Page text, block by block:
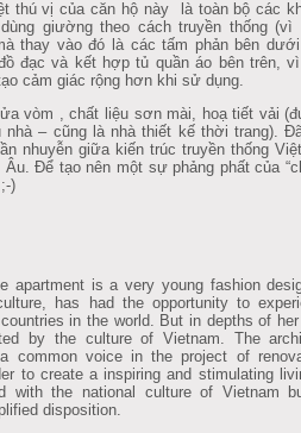
thú vị của căn hộ này là toàn bộ các
giường theo cách truyền thống (vì
thay vào đó là các tấm phản bên
đạc và kết hợp tủ quần áo bên trên,
cảm giác rộng hơn khi sử dụng.
vòm , chất liệu sơn mài, hoạ tiết vải
– cũng là nhà thiết kế thời trang).
nhuyễn giữa kiến trúc truyền thống
Âu. Để tạo nên một sự phảng phất của
)
apartment is a very young fashion
has had the opportunity to
in the world. But in depths of
by the culture of Vietnam. The
common voice in the project of
to create a inspiring and stimulating
with the national culture of Vietnam
disposition.